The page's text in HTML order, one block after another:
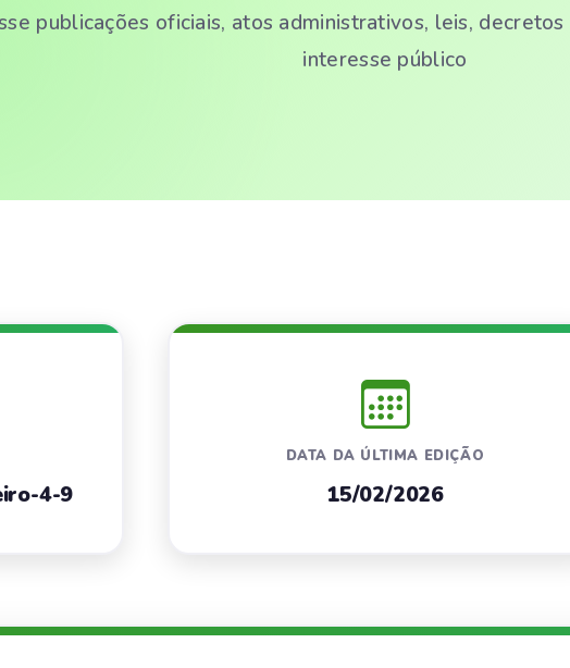
publicações oficiais, atos administrativos, leis,
interesse público
4-9
DATA DA ÚLTIMA EDIÇÃO
15/02/2026